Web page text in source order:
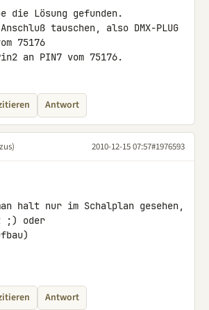
die Lösung gefunden.
Anschluß tauschen, also DMX-PLUG
75176
an PIN7 vom 75176.
Antwort
2010-12-15 07:57#1976593
halt nur im Schalplan gesehen,
;) oder
Antwort